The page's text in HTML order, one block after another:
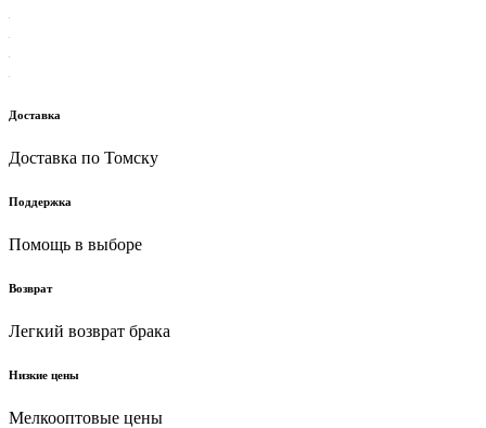
Доставка
Доставка по Томску
Поддержка
Помощь в выборе
Возврат
Легкий возврат брака
Низкие цены
Мелкооптовые цены